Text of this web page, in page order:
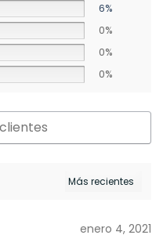
6%
0%
0%
0%
enero 4, 2021